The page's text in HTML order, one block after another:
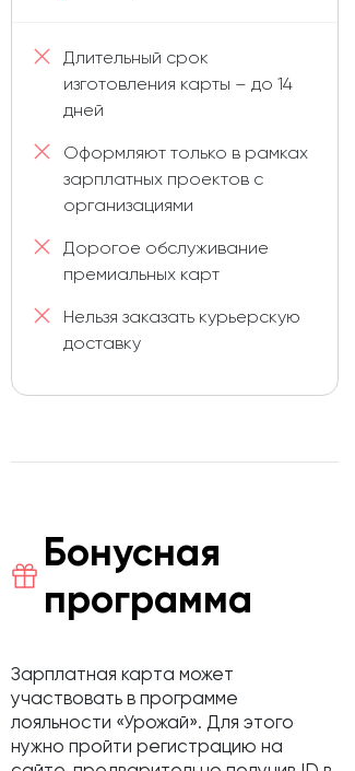
Длительный срок
изготовления карты – до 14
дней
Оформляют только в рамках
зарплатных проектов с
организациями
Дорогое обслуживание
премиальных карт
Нельзя заказать курьерскую
доставку
Бонусная
программа
Зарплатная карта может
участвовать в программе
лояльности «Урожай». Для этого
нужно пройти регистрацию на